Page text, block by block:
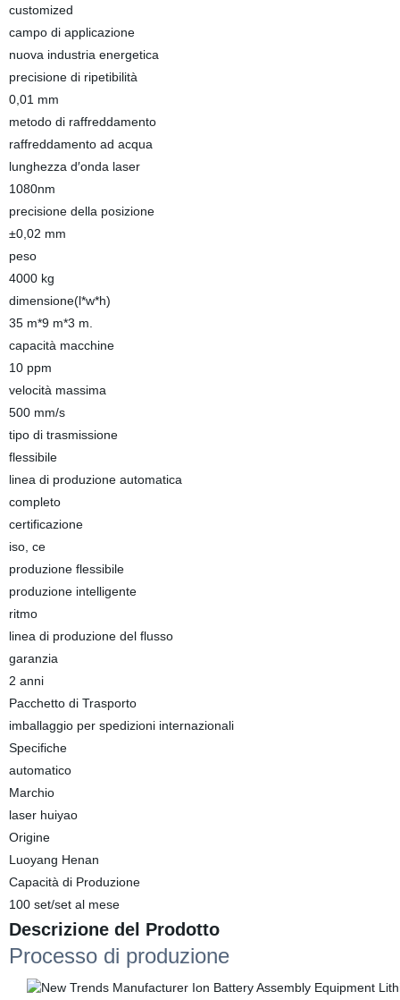
customized
campo di applicazione
nuova industria energetica
precisione di ripetibilità
0,01 mm
metodo di raffreddamento
raffreddamento ad acqua
lunghezza d′onda laser
1080nm
precisione della posizione
±0,02 mm
peso
4000 kg
dimensione(l*w*h)
35 m*9 m*3 m.
capacità macchine
10 ppm
velocità massima
500 mm/s
tipo di trasmissione
flessibile
linea di produzione automatica
completo
certificazione
iso, ce
produzione flessibile
produzione intelligente
ritmo
linea di produzione del flusso
garanzia
2 anni
Pacchetto di Trasporto
imballaggio per spedizioni internazionali
Specifiche
automatico
Marchio
laser huiyao
Origine
Luoyang Henan
Capacità di Produzione
100 set/set al mese
Descrizione del Prodotto
Processo di produzione